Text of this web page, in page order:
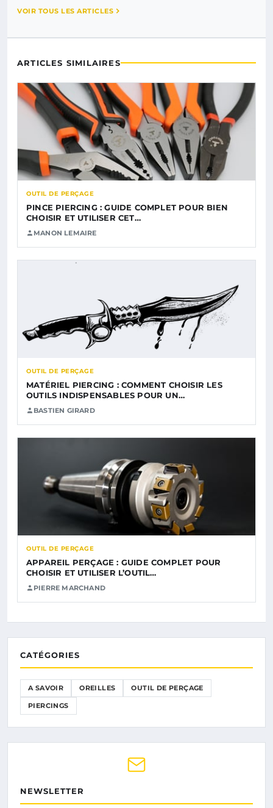
VOIR TOUS LES ARTICLES
ARTICLES SIMILAIRES
OUTIL DE PERÇAGE
PINCE PIERCING : GUIDE COMPLET POUR BIEN
CHOISIR ET UTILISER CET…
MANON LEMAIRE
OUTIL DE PERÇAGE
MATÉRIEL PIERCING : COMMENT CHOISIR LES
OUTILS INDISPENSABLES POUR UN…
BASTIEN GIRARD
OUTIL DE PERÇAGE
APPAREIL PERÇAGE : GUIDE COMPLET POUR
CHOISIR ET UTILISER L’OUTIL…
PIERRE MARCHAND
CATÉGORIES
A SAVOIR OREILLES OUTIL DE PERÇAGE
PIERCINGS
NEWSLETTER